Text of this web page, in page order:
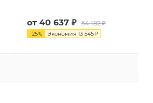
от 40 637 ₽ 54 182 ₽
-25% Экономия 13 545 ₽